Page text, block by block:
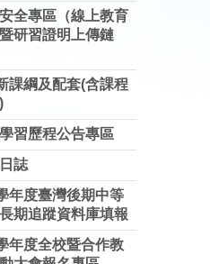
全專區（線上教育
研習證明上傳鏈
課綱及配套(含課程
習歷程公告專區
誌
年度臺灣後期中等
期追蹤資料庫填報
年度全校暨合作教